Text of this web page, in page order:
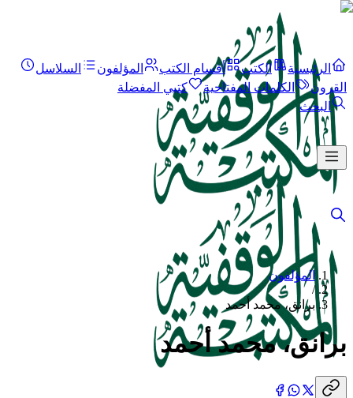
الرئيسية الكتب أقسام الكتب المؤلفون
السلاسل
القرون
الكلمات المفتاحية
كتبي المفضلة
البحث
المؤلفون
/
برانق، محمد أحمد
برانق، محمد أحمد